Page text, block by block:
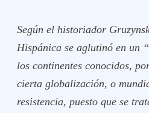
Según el historiador
Hispánica se aglutinó en un
los continentes conocidos,
ciertaglobalización, o
resistencia, puesto que se